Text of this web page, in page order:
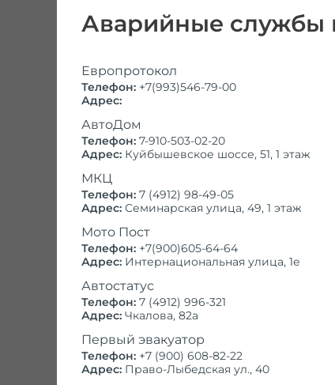
вызова эвакуатора в
месту текущего
Масса ТС
От 0 до 799 кг*
От 800 до 1200 кг*
От 1201 до 1500 кг*
От 1501 до 1800 кг*
От 1801 до 2000 кг*
От 2001 до 2500 кг*
От 2501 до 3000 кг*
Аварийные службы
Европротокол
Телефон:+7(993)546-79-00
Адрес:
АвтоДом
Телефон:7-910-503-02-20
Адрес:Куйбышевское шоссе, 51, 1 этаж
МКЦ
Телефон:7 (4912) 98-49-05
Адрес:Семинарская улица, 49, 1 этаж
Мото Пост
Телефон:+7(900)605-64-64
Адрес:Интернациональная улица, 1е
Автостатус
Телефон:7 (4912) 996-321
Адрес:Чкалова, 82а
Первый эвакуатор
Телефон:+7 (900) 608-82-22
Адрес:Право-Лыбедская ул., 40